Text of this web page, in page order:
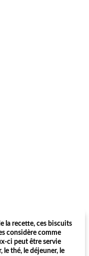
la recette, ces biscuits
considère comme
ci peut être servie
thé, le déjeuner, le